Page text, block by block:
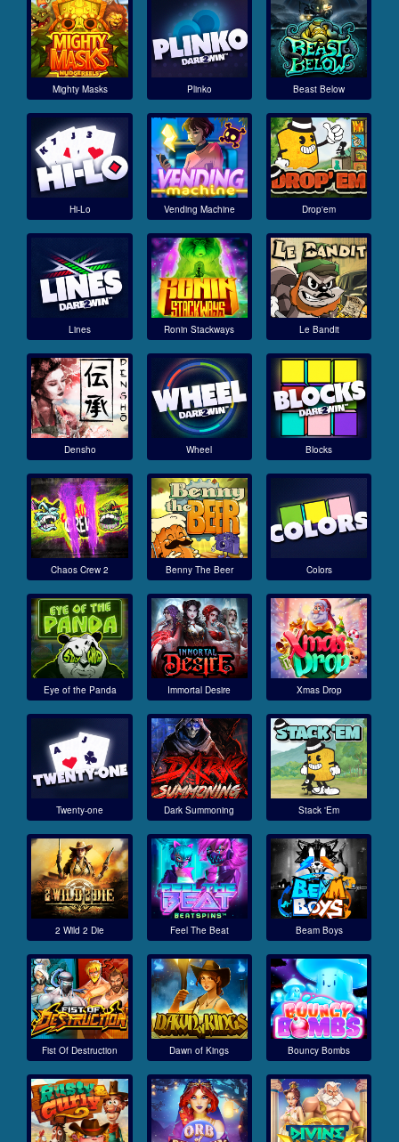
Mighty Masks Plinko Beast Below
Hi-Lo Vending Machine Drop'em
Lines Ronin Stackways Le Bandit
Densho Wheel Blocks
Chaos Crew 2 Benny The Beer Colors
Eye of the Panda Immortal Desire Xmas Drop
Twenty-one Dark Summoning Stack 'Em
2 Wild 2 Die Feel The Beat Beam Boys
Fist Of Destruction Dawn of Kings Bouncy Bombs